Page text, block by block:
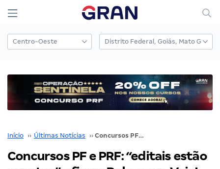
Início ›› Últimas Notícias ›› Concursos PF e PRF: “editais estão prontos”, afirma Bolsonaro. Veja!
Concursos PF e PRF: “editais estão